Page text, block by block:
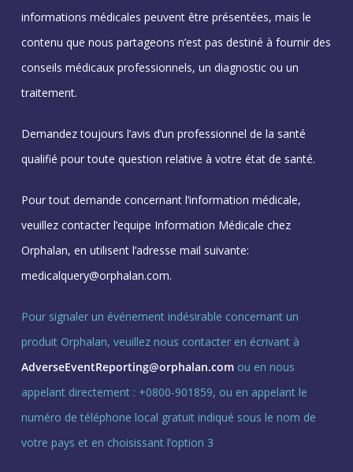
informations médicales peuvent être présentées, mais le
contenu que nous partageons n’est pas destiné à fournir des
conseils médicaux professionnels, un diagnostic ou un
traitement.
Demandez toujours l’avis d’un professionnel de la santé
qualifié pour toute question relative à votre état de santé.
Pour tout demande concernant l’information médicale,
veuillez contacter l’equipe Information Médicale chez
Orphalan, en utilisent l’adresse mail suivante:
medicalquery@orphalan.com.
Pour signaler un événement indésirable concernant un
produit Orphalan, veuillez nous contacter en écrivant à
AdverseEventReporting@orphalan.comou en nous
appelant directement : +0800-901859, ou en appelant le
numéro de téléphone local gratuit indiqué sous le nom de
votre pays et en choisissant l’option 3